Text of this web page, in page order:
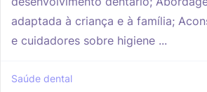
adaptada à criança e à família;
e cuidadores sobre higiene ...
Saúde dental